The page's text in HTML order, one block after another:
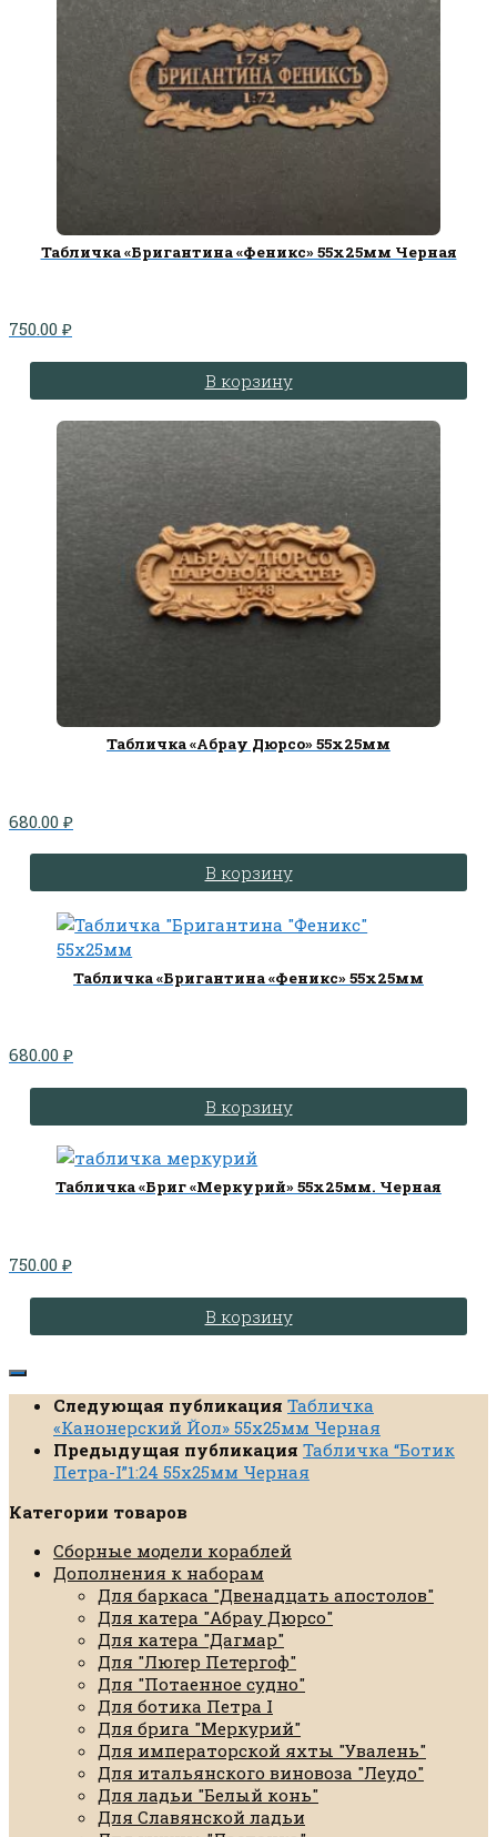
Табличка «Бригантина «Феникс» 55х25мм Черная
750.00 ₽
В корзину
Табличка «Абрау Дюрсо» 55х25мм
680.00 ₽
В корзину
Табличка «Бригантина «Феникс» 55х25мм
680.00 ₽
В корзину
Табличка «Бриг «Меркурий» 55х25мм. Черная
750.00 ₽
В корзину
Следующая публикация Табличка
«Канонерский Йол» 55х25мм Черная
Предыдущая публикация Табличка “Ботик
Петра-I”1:24 55х25мм Черная
Категории товаров
Сборные модели кораблей
Дополнения к наборам
Для баркаса "Двенадцать апостолов"
Для катера "Абрау Дюрсо"
Для катера "Дагмар"
Для "Люгер Петергоф"
Для "Потаенное судно"
Для ботика Петра I
Для брига "Меркурий"
Для императорской яхты "Увалень"
Для итальянского виновоза "Леудо"
Для ладьи "Белый конь"
Для Славянской ладьи